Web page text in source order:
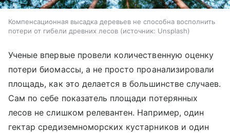
Компенсационная высадка деревьев не способна восполнить
потери от гибели древних лесов
источник: Unsplash
Ученые впервые провели количественную оценку
потери биомассы, а не просто проанализировали
площадь, как это делается в большинстве случаев.
Сам по себе показатель площади потерянных
лесов не слишком релевантен. Например, один
гектар средиземноморских кустарников и один